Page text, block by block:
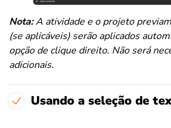
Nota:A atividade e o projeto
(se aplicáveis) serão aplicados
opção de clique direito. Não será
adicionais.
Usando a seleção de